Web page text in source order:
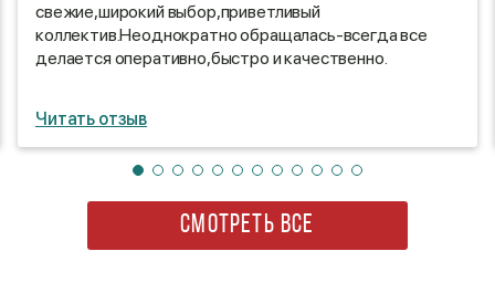
свежие,широкий выбор,приветливый
коллектив.Неоднократно обращалась-всегда все
делается оперативно,быстро и качественно.
Читать отзыв
СМОТРЕТЬ ВСЕ